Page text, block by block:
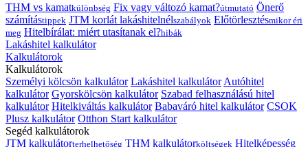
THM vs kamatkülönbség Fix vagy változó kamat?útmutató Önerő
számítástippek JTM korlát lakáshitelnélszabályok Előtörlesztésmikor éri
meg Hitelbírálat: miért utasítanak el?hibák
Lakáshitel kalkulátor
Kalkulátorok
Kalkulátorok
Személyi kölcsön kalkulátor Lakáshitel kalkulátor Autóhitel
kalkulátor Gyorskölcsön kalkulátor Szabad felhasználású hitel
kalkulátor Hitelkiváltás kalkulátor Babaváró hitel kalkulátor CSOK
Plusz kalkulátor Otthon Start kalkulátor
Segéd kalkulátorok
JTM kalkulátorterhelhetőség THM kalkulátorköltségek Hitelképesség